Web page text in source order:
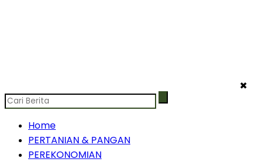
✖
Home
PERTANIAN & PANGAN
PEREKONOMIAN